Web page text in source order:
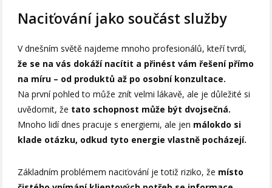
Naciťování jako součást služby
V dnešním světě najdeme mnoho profesionálů, kteří tvrdí,
že se na vás dokáží nacítit a přinést vám řešení přímo
na míru – od produktů až po osobní konzultace.
Na první pohled to může znít velmi lákavě, ale je důležité si
uvědomit, že tato schopnost může být dvojsečná.
Mnoho lidí dnes pracuje s energiemi, ale jen málokdo si
klade otázku, odkud tyto energie vlastně pocházejí.
Základním problémem naciťování je totiž riziko, že místo